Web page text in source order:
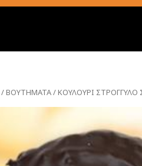
/ΒΟΥΤΗΜΑΤΑ/ ΚΟΥΛΟΥΡΙ ΣΤΡΟΓΓΥΛΟ